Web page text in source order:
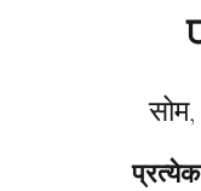
प्रत्येक